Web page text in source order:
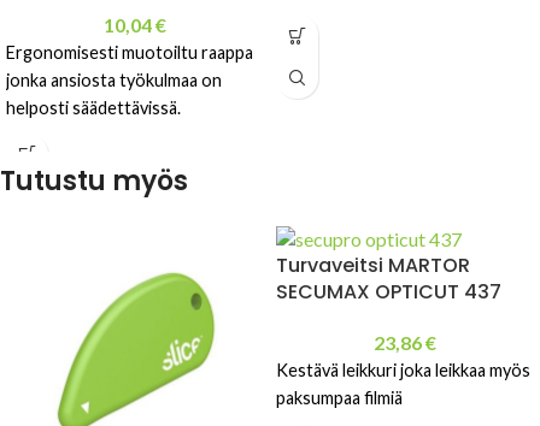
10,04€
Ergonomisesti muotoiltu raappa
jonka ansiosta työkulmaa on
helposti säädettävissä.
Tutustu myös
Turvaveitsi MARTOR
SECUMAX OPTICUT 437
23,86€
Kestävä leikkuri joka leikkaa myös
paksumpaa filmiä